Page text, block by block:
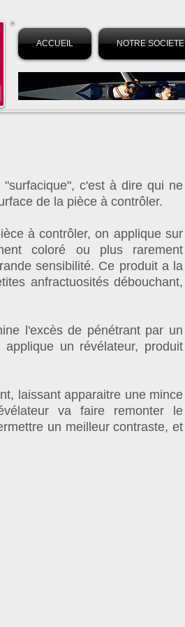
ACCUEIL NOTRE SOCIETE
c'est à dire qui ne
de la pièce à contrôler.
à contrôler, on applique sur
coloré ou plus rarement
sensibilité. Ce produit a la
anfractuosités débouchant,
l'excès de pénétrant par un
un révélateur, produit
laissant apparaitre une mince
va faire remonter le
un meilleur contraste, et